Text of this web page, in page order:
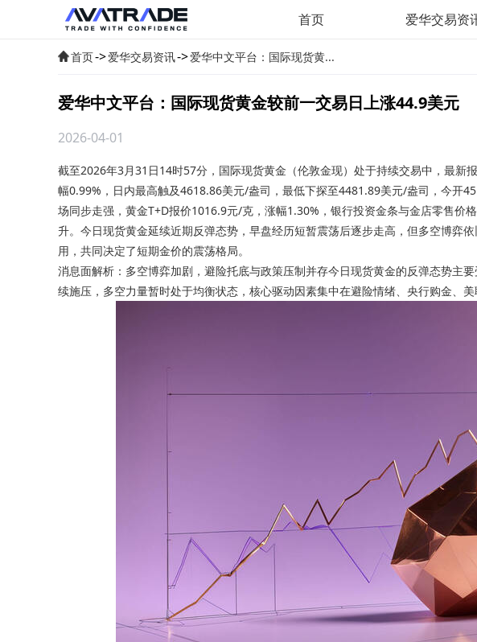
首页 爱华交易资
首页->爱华交易资讯->爱华中文平台：国际现货黄...
爱华中文平台：国际现货黄金较前一交易日上涨44.9美元
2026-04-01
截至2026年3月31日14时57分， 国际现货黄金 （伦敦金现）处于持续交易中，最
幅0.99%，日内最高触及4618.86美元/盎司，最低下探至4481.89美元/盎司，今开
场同步走强，黄金T+D报价1016.9元/克，涨幅1.30%，银行投资金条与金店零售价
升。今日现货黄金延续近期反弹态势，早盘经历短暂震荡后逐步走高，但多空博弈
用，共同决定了短期金价的震荡格局。
消息面解析：多空博弈加剧，避险托底与政策压制并存今日现货黄金的反弹态势主
续施压，多空力量暂时处于均衡状态，核心驱动因素集中在避险情绪、央行购金、美